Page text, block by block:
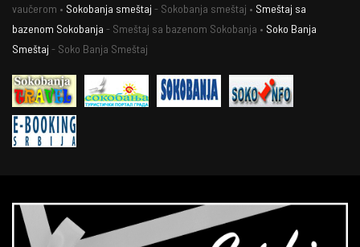
vaučerom • Sokobanja smeštaj - Sokobanja smeštaj • Smeštaj sa
bazenom Sokobanja - Smeštaj sa bazenom Sokobanja • Soko Banja
Smeštaj - Soko Banja Smeštaj